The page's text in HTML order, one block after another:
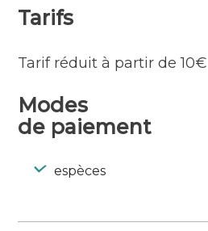
Tarifs
Tarif réduit à partir de 10€
Modes
de paiement
espèces